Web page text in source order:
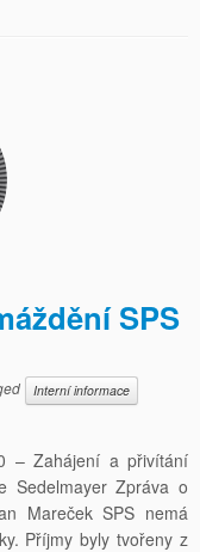
SPS
Interní informace
– Zahájení a přivítání
Sedelmayer Zpráva o
Mareček SPS nemá
Příjmy byly tvořeny z